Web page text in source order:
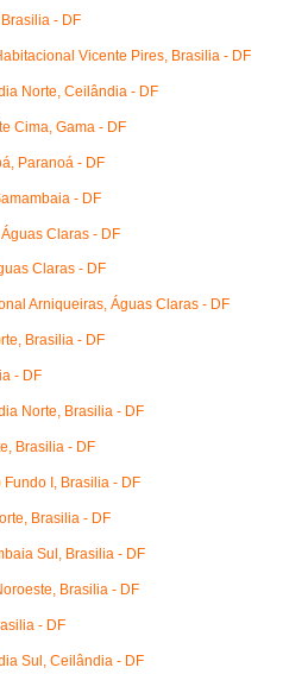
- DF
Vicente Pires, Brasilia - DF
Norte, Ceilândia - DF
Cima, Gama - DF
Paranoá - DF
- DF
Claras - DF
Claras - DF
Arniqueiras, Águas Claras - DF
Brasilia - DF
- DF
Norte, Brasilia - DF
Brasilia - DF
I, Brasilia - DF
Brasilia - DF
Sul, Brasilia - DF
Brasilia - DF
- DF
Sul, Ceilândia - DF